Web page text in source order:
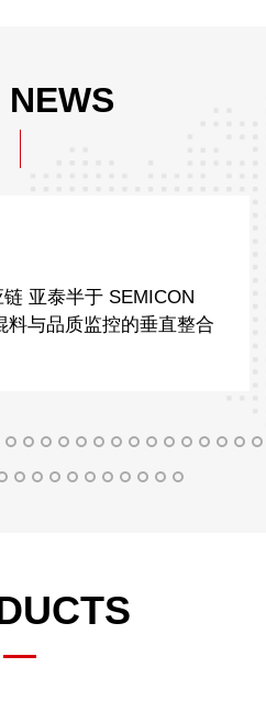
NEWS
亚泰半于 SEMICON
料与品质监控的垂直整合